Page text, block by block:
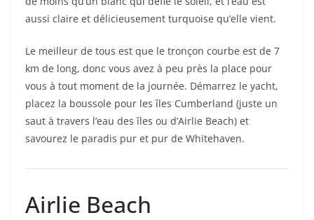
aussi claire et délicieusement turquoise qu’elle vient.
Le meilleur de tous est que le tronçon courbe est de 7
km de long, donc vous avez à peu près la place pour
vous à tout moment de la journée. Démarrez le yacht,
placez la boussole pour les îles Cumberland (juste un
saut à travers l’eau des îles ou d’Airlie Beach) et
savourez le paradis pur et pur de Whitehaven.
Airlie Beach